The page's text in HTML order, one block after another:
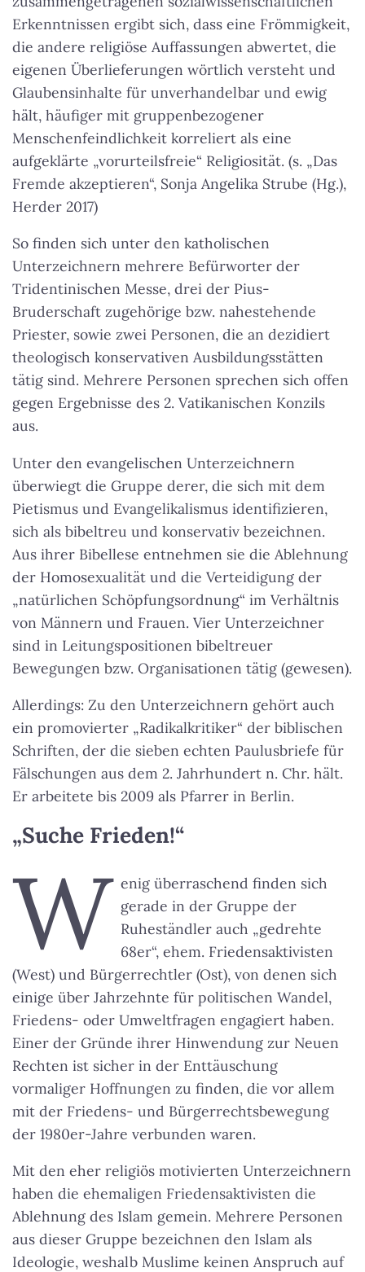
Erkenntnissen ergibt sich, dass eine Frömmigkeit,
die andere religiöse Auffassungen abwertet, die
eigenen Überlieferungen wörtlich versteht und
Glaubensinhalte für unverhandelbar und ewig
hält, häufiger mit gruppenbezogener
Menschenfeindlichkeit korreliert als eine
aufgeklärte „vorurteilsfreie“ Religiosität. (s. „Das
Fremde akzeptieren“, Sonja Angelika Strube (Hg.),
Herder 2017)
So finden sich unter den katholischen
Unterzeichnern mehrere Befürworter der
Tridentinischen Messe, drei der Pius-
Bruderschaft zugehörige bzw. nahestehende
Priester, sowie zwei Personen, die an dezidiert
theologisch konservativen Ausbildungsstätten
tätig sind. Mehrere Personen sprechen sich offen
gegen Ergebnisse des 2. Vatikanischen Konzils
aus.
Unter den evangelischen Unterzeichnern
überwiegt die Gruppe derer, die sich mit dem
Pietismus und Evangelikalismus identifizieren,
sich als bibeltreu und konservativ bezeichnen.
Aus ihrer Bibellese entnehmen sie die Ablehnung
der Homosexualität und die Verteidigung der
„natürlichen Schöpfungsordnung“ im Verhältnis
von Männern und Frauen. Vier Unterzeichner
sind in Leitungspositionen bibeltreuer
Bewegungen bzw. Organisationen tätig (gewesen).
Allerdings: Zu den Unterzeichnern gehört auch
ein promovierter „Radikalkritiker“ der biblischen
Schriften, der die sieben echten Paulusbriefe für
Fälschungen aus dem 2. Jahrhundert n. Chr. hält.
Er arbeitete bis 2009 als Pfarrer in Berlin.
„Suche Frieden!“
W enig überraschend finden sich
gerade in der Gruppe der
Ruheständler auch „gedrehte
68er“, ehem. Friedensaktivisten
(West) und Bürgerrechtler (Ost), von denen sich
einige über Jahrzehnte für politischen Wandel,
Friedens- oder Umweltfragen engagiert haben.
Einer der Gründe ihrer Hinwendung zur Neuen
Rechten ist sicher in der Enttäuschung
vormaliger Hoffnungen zu finden, die vor allem
mit der Friedens- und Bürgerrechtsbewegung
der 1980er-Jahre verbunden waren.
Mit den eher religiös motivierten Unterzeichnern
haben die ehemaligen Friedensaktivisten die
Ablehnung des Islam gemein. Mehrere Personen
aus dieser Gruppe bezeichnen den Islam als
Ideologie, weshalb Muslime keinen Anspruch auf